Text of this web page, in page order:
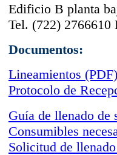
Edificio B planta
Tel. (722) 2766610
Documentos:
Lineamientos (PDF)
Protocolo de
Guía de llenado
Consumibles
Solicitud de